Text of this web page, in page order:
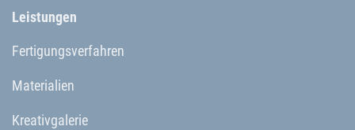
Leistungen
Fertigungsverfahren
Materialien
Kreativgalerie